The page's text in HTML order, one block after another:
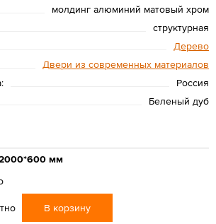
молдинг алюминий матовый хром
структурная
Дерево
Двери из современных материалов
Россия
Беленый дуб
мм
В корзину